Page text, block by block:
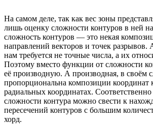
На самом деле, так как вес зоны
лишь оценку сложности контуров в ней
сложность контуров — это некая
направлений векторов и точек разрывов.
нам требуется не точные числа, а их
Поэтому вместо функции от сложности
её производную. А производная, в своём
пропорциональна композиции координат
радиальных координатах. Соответственно
сложности контура можно свести к
пересечений контуров с большим
хорд.